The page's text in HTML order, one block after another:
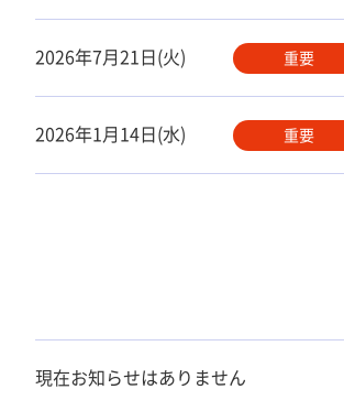
2026年7月21日(火) 重要
2026年1月14日(水) 重要
現在お知らせはありません